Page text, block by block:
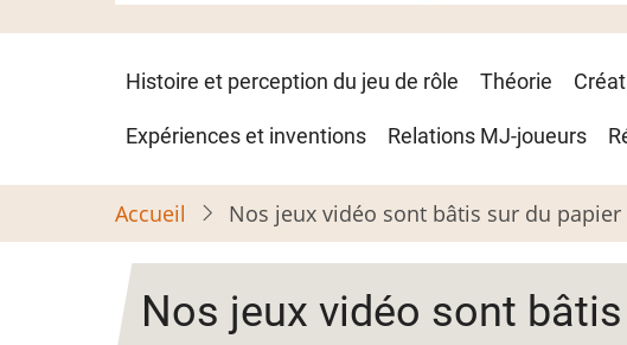
Navigation
principale
Histoire et perception du jeu de rôle Théorie
Expériences et inventions Relations MJ-joueurs
Accueil Nos jeux vidéo sont bâtis sur du papier
Nos jeux vidéo sont